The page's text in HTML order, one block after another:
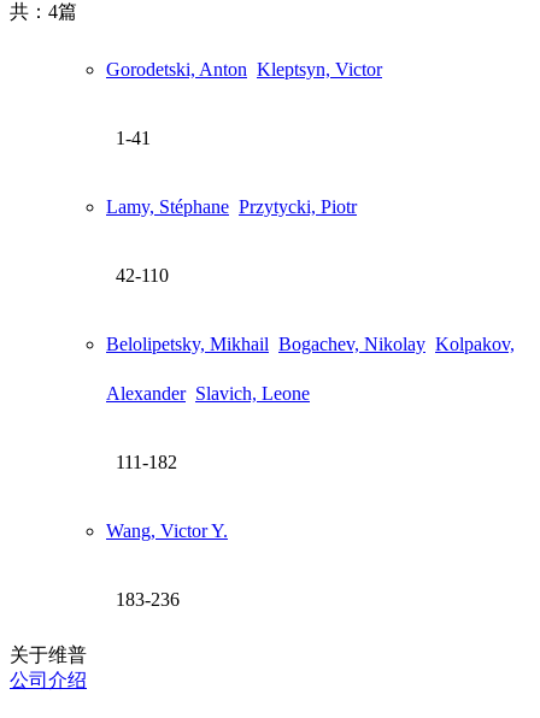
共：4篇
Gorodetski, Anton Kleptsyn, Victor
1-41
Lamy, Stéphane Przytycki, Piotr
42-110
Belolipetsky, Mikhail Bogachev, Nikolay Kolpakov,
Alexander Slavich, Leone
111-182
Wang, Victor Y.
183-236
关于维普
公司介绍